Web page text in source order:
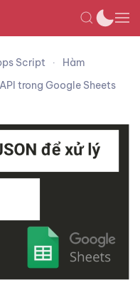
Script
Hàm
trong Google Sheets